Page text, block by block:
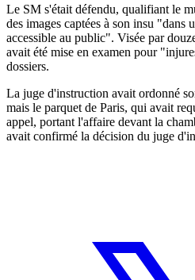
Le SM s'était défendu, qualifiant le
des images captées à son insu "dans
accessible au public". Visée par
avait été mise en examen pour
dossiers.
La juge d'instruction avait ordonné
mais le parquet de Paris, qui avait
appel, portant l'affaire devant la
avait confirmé la décision du juge